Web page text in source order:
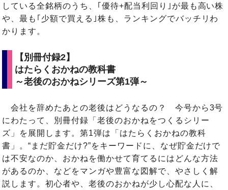
している全銘柄のうち、｢優待+配当利回り｣が最も高い株
や、最も｢少額で買える｣株も、ランキングでバッチリわ
かります。
【別冊付録2】
はたらくおかねの教科書
～老後のおかねシリーズ第1弾～
会社を辞めたあとの老後はどうなるの？ 今号から3号
にわたって、別冊付録「老後のおかねをつくるシリー
ズ」を展開します。第1弾は「はたらくおかねの教科
書」。“まだ貯金だけ?”をキーワードに、なぜ貯金だけで
は不安なのか、おかねを働かせて育てるにはどんな方法
があるのか、などをマンガや豊富な図解で、やさしく解
説します。初心者や、老後のおかねが少し心配な人に、